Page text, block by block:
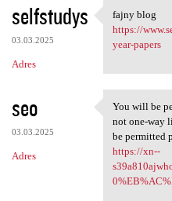
selfstudys
03.03.2025
Adres
fajny blog
fajny blog
https://
year-papers
seo
03.03.2025
Adres
You will be
You will be
not one-way
be permitted
https://xn--